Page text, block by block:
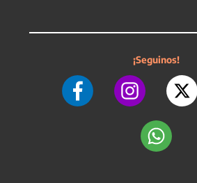
¡Seguinos!